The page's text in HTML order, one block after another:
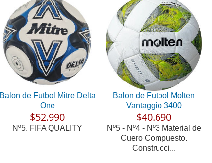
Balon de Futbol Mitre Delta
One
$52.990
Nº5. FIFA QUALITY
Balon de Futbol Molten
Vantaggio 3400
$40.690
Nº5 - Nº4 - Nº3 Material de
Cuero Compuesto.
Construcci...